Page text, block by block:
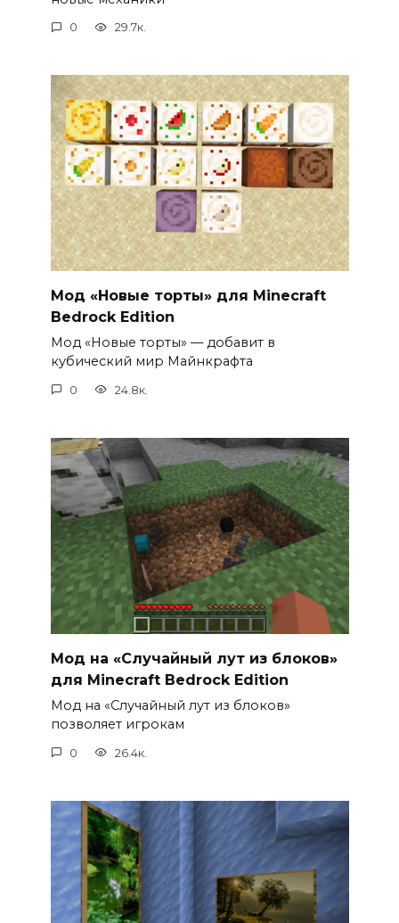
0 29.7к.
Мод «Новые торты» для Minecraft
Bedrock Edition
Мод «Новые торты» — добавит в
кубический мир Майнкрафта
0 24.8к.
Мод на «Случайный лут из блоков»
для Minecraft Bedrock Edition
Мод на «Случайный лут из блоков»
позволяет игрокам
0 26.4к.